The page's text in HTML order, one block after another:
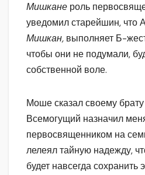
Мишкане роль
уведомил старейшин, что
Мишкан, выполняет Б-
чтобы они не подумали,
собственной воле.
Моше сказал своему
Всемогущий назначил
первосвященником на
лелеял тайную надежду,
будет навсегда сохранить